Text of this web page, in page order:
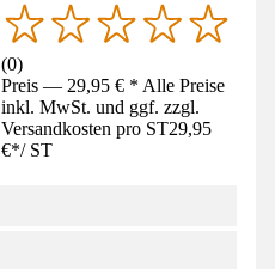
(0)
Preis — 29,95 € * Alle Preise
inkl. MwSt. und ggf. zzgl.
Versandkosten pro ST29,95
€*/ ST